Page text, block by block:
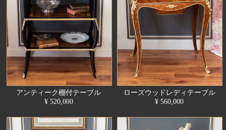
アンティーク棚付テーブル
¥ 520,000
ローズウッドレディテーブル
¥ 560,000